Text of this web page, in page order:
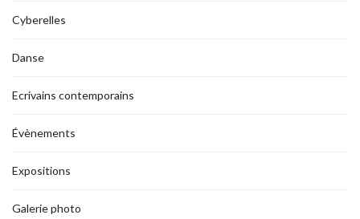
Cyberelles
Danse
Ecrivains contemporains
Évènements
Expositions
Galerie photo